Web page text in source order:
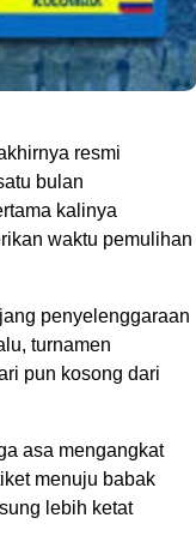
resmi
bulan
kalinya
waktu pemulihan
penyelenggaraan
turnamen
pun kosong dari
asa mengangkat
menuju babak
lebih ketat